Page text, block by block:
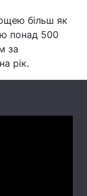
більш як
понад 500
за
рік.